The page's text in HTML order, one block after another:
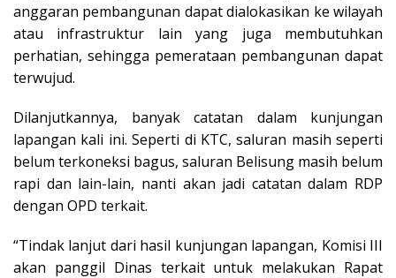
anggaran pembangunan dapat dialokasikan ke wilayah
atau infrastruktur lain yang juga membutuhkan
perhatian, sehingga pemerataan pembangunan dapat
terwujud.
Dilanjutkannya, banyak catatan dalam kunjungan
lapangan kali ini. Seperti di KTC, saluran masih seperti
belum terkoneksi bagus, saluran Belisung masih belum
rapi dan lain-lain, nanti akan jadi catatan dalam RDP
dengan OPD terkait.
“Tindak lanjut dari hasil kunjungan lapangan, Komisi III
akan panggil Dinas terkait untuk melakukan Rapat